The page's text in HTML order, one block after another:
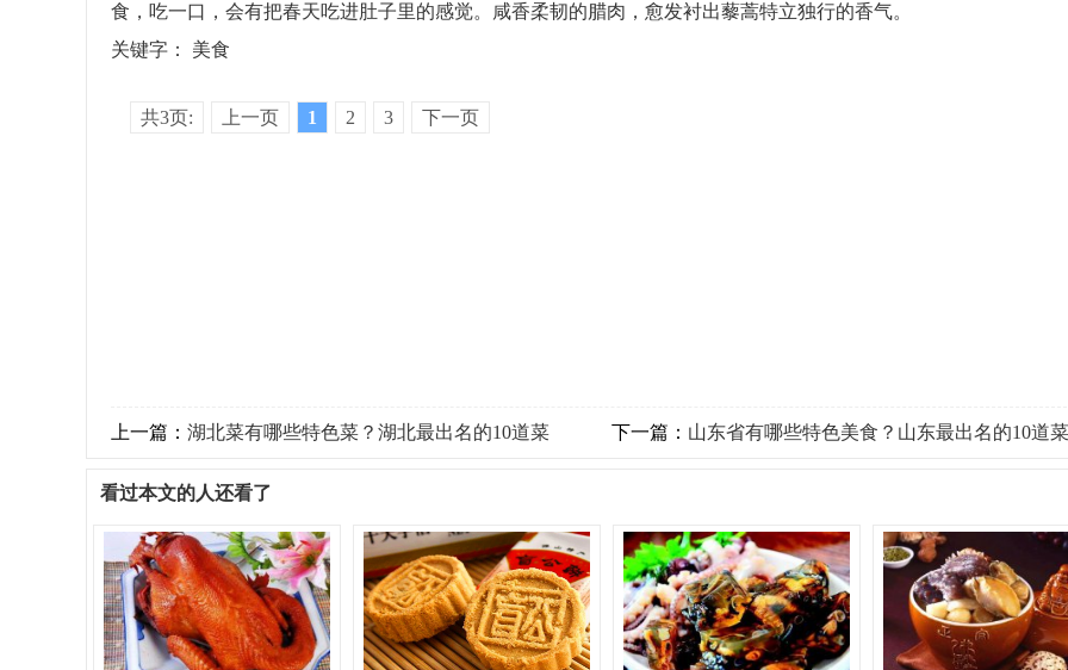
食，吃一口，会有把春天吃进肚子里的感觉。咸香柔韧的腊肉，愈发衬出藜蒿特立独行的香气。
关键字： 美食
共3页: 上一页 1 2 3 下一页
上一篇： 湖北菜有哪些特色菜？湖北最出名的10道菜 下一篇： 山东省有哪些特色美食？山东最出名的10道菜
看过本文的人还看了